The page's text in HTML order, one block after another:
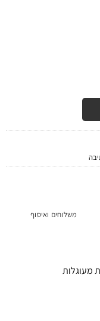
משלוחים ואיסוף
מעוגלות